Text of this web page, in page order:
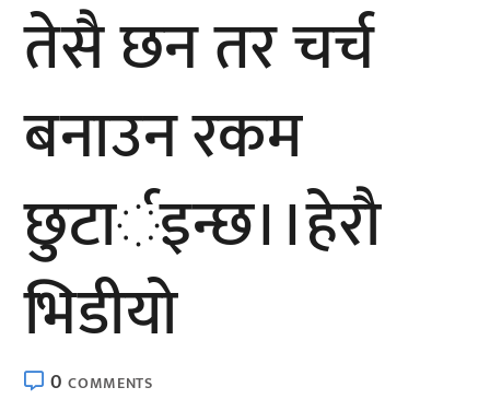
तेसै छन तर चर्च
बनाउन रकम
छुटार्इन्छ।।हेराै
भिडीयाे
0COMMENTS